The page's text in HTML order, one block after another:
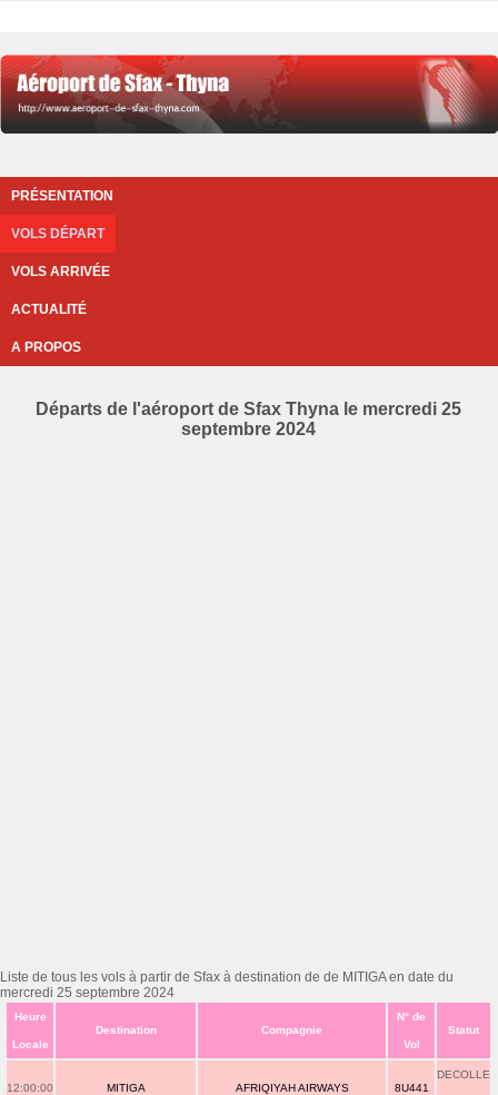
PRÉSENTATION
VOLS DÉPART
VOLS ARRIVÉE
ACTUALITÉ
A PROPOS
Départs de l'aéroport de Sfax Thyna le mercredi 25
septembre 2024
Liste de tous les vols à partir de Sfax à destination de de MITIGA en date du
mercredi 25 septembre 2024
Heure
Locale
Destination Compagnie
N° de
Vol
Statut
12:00:00 MITIGA AFRIQIYAH AIRWAYS 8U441
DECOLLE